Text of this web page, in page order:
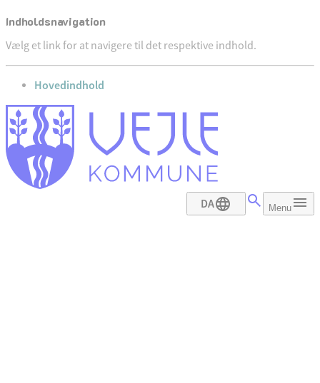
Indholdsnavigation
Vælg et link for at navigere til det respektive indhold.
gå til
Hovedindhold
DA Menu